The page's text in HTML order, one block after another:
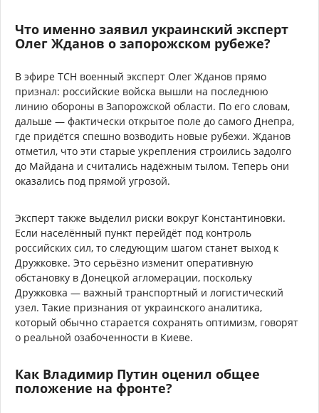
Что именно заявил украинский эксперт
Олег Жданов о запорожском рубеже?
В эфире ТСН военный эксперт Олег Жданов прямо
признал: российские войска вышли на последнюю
линию обороны в Запорожской области. По его словам,
дальше — фактически открытое поле до самого Днепра,
где придётся спешно возводить новые рубежи. Жданов
отметил, что эти старые укрепления строились задолго
до Майдана и считались надёжным тылом. Теперь они
оказались под прямой угрозой.
Эксперт также выделил риски вокруг Константиновки.
Если населённый пункт перейдёт под контроль
российских сил, то следующим шагом станет выход к
Дружковке. Это серьёзно изменит оперативную
обстановку в Донецкой агломерации, поскольку
Дружковка — важный транспортный и логистический
узел. Такие признания от украинского аналитика,
который обычно старается сохранять оптимизм, говорят
о реальной озабоченности в Киеве.
Как Владимир Путин оценил общее
положение на фронте?